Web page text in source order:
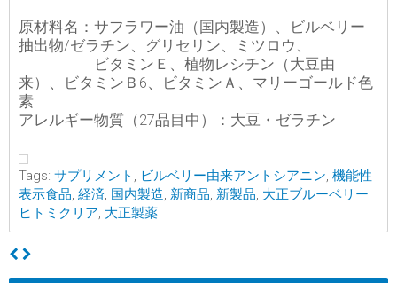
原材料名：サフラワー油（国内製造）、ビルベリー
抽出物/ゼラチン、グリセリン、ミツロウ、
ビタミンＥ、植物レシチン（大豆由
来）、ビタミンＢ6、ビタミンＡ、マリーゴールド色
素
アレルギー物質（27品目中）：大豆・ゼラチン
Tags: サプリメント , ビルベリー由来アントシアニン, 機能性
表示食品, 経済, 国内製造, 新商品, 新製品, 大正ブルーベリー
ヒトミクリア, 大正製薬